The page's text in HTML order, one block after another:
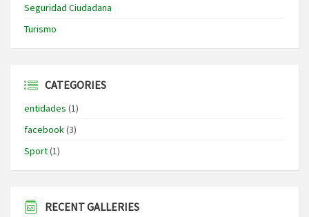
Seguridad Ciudadana
Turismo
CATEGORIES
entidades (1)
facebook(3)
Sport(1)
RECENT GALLERIES